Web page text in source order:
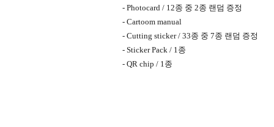
- Photocard / 12종 중 2종 랜덤 증정
- Cartoom manual
- Cutting sticker / 33종 중 7종 랜덤 증정
- Sticker Pack / 1종
- QR chip / 1종